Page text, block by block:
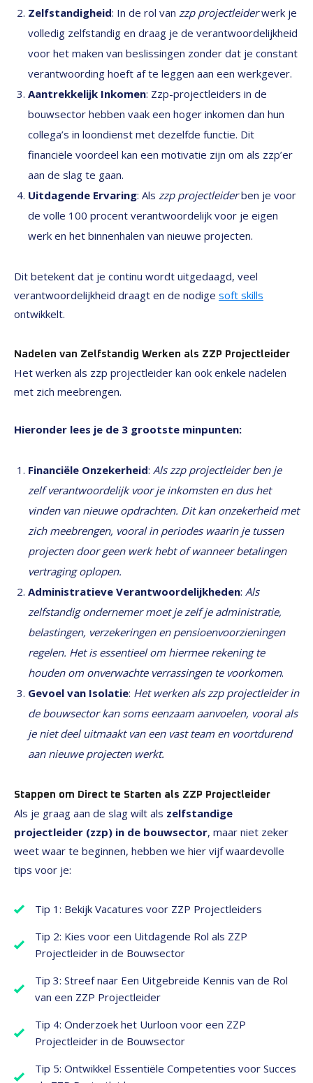
Zelfstandigheid: In de rol van zzp projectleiderwerk je
volledig zelfstandig en draag je de verantwoordelijkheid
voor het maken van beslissingen zonder dat je constant
verantwoording hoeft af te leggen aan een werkgever.
Aantrekkelijk Inkomen: Zzp-projectleiders in de
bouwsector hebben vaak een hoger inkomen dan hun
collega’s in loondienst met dezelfde functie. Dit
financiële voordeel kan een motivatie zijn om als zzp’er
aan de slag te gaan.
Uitdagende Ervaring: Als zzp projectleiderben je voor
de volle 100 procent verantwoordelijk voor je eigen
werk en het binnenhalen van nieuwe projecten.
Dit betekent dat je continu wordt uitgedaagd, veel
verantwoordelijkheid draagt en de nodige soft skills
ontwikkelt.
Nadelen van Zelfstandig Werken als ZZP Projectleider
Het werken als zzp projectleider kan ook enkele nadelen
met zich meebrengen.
Hieronder lees je de 3 grootste minpunten:
Financiële Onzekerheid: Als zzp projectleider ben je
zelf verantwoordelijk voor je inkomsten en dus het
vinden van nieuwe opdrachten. Dit kan onzekerheid met
zich meebrengen, vooral in periodes waarin je tussen
projecten door geen werk hebt of wanneer betalingen
vertraging oplopen.
Administratieve Verantwoordelijkheden: Als
zelfstandig ondernemer moet je zelf je administratie,
belastingen, verzekeringen en pensioenvoorzieningen
regelen. Het is essentieel om hiermee rekening te
houden om onverwachte verrassingen te voorkomen.
Gevoel van Isolatie: Het werken als zzp projectleider in
de bouwsector kan soms eenzaam aanvoelen, vooral als
je niet deel uitmaakt van een vast team en voortdurend
aan nieuwe projecten werkt.
Stappen om Direct te Starten als ZZP Projectleider
Als je graag aan de slag wilt als zelfstandige
projectleider (zzp) in de bouwsector, maar niet zeker
weet waar te beginnen, hebben we hier vijf waardevolle
tips voor je:
Tip 1: Bekijk Vacatures voor ZZP Projectleiders
Tip 2: Kies voor een Uitdagende Rol als ZZP
Projectleider in de Bouwsector
Tip 3: Streef naar Een Uitgebreide Kennis van de Rol
van een ZZP Projectleider
Tip 4: Onderzoek het Uurloon voor een ZZP
Projectleider in de Bouwsector
Tip 5: Ontwikkel Essentiële Competenties voor Succes